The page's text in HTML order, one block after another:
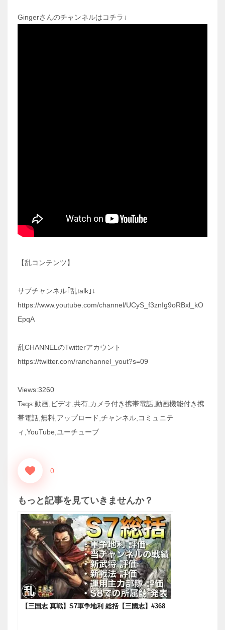
Gingerさんのチャンネルはコチラ↓
【乱コンテンツ】
サブチャンネル｢乱talk｣↓
https://www.youtube.com/channel/UCyS_f3znIg9oRBxl_kO
EpqA
乱CHANNELのTwitterアカウント
https://twitter.com/ranchannel_yout?s=09
Views:3260
Taqs:動画,ビデオ,共有,カメラ付き携帯電話,動画機能付き携
帯電話,無料,アップロード,チャンネル,コミュニテ
ィ,YouTube,ユーチューブ
0
もっと記事を見ていきませんか？
【三国志 真戦】S7軍争地利 総括【三國志】#368